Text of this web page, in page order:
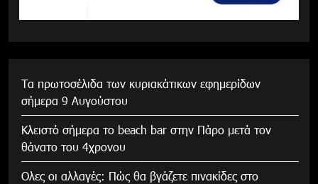
Τα πρωτοσέλιδα των κυριακάτικων εφημερίδων
σήμερα 9 Αυγούστου
Κλειστό σήμερα το beach bar στην Πάρο μετά τον
θάνατο του 4χρονου
Ολες οι αλλαγές: Πώς θα βγάζετε πινακίδες στο